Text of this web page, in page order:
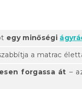
egy minőségi
a matrac
forgassa át –